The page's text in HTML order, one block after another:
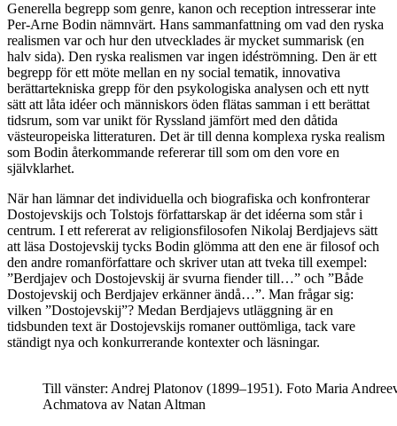
Generella begrepp som genre, kanon och reception intresserar inte
Per-Arne Bodin nämnvärt. Hans sammanfattning om vad den ryska
realismen var och hur den utvecklades är mycket summarisk (en
halv sida). Den ryska realismen var ingen idéströmning. Den är ett
begrepp för ett möte mellan en ny social tematik, innovativa
berättartekniska grepp för den psykologiska analysen och ett nytt
sätt att låta idéer och människors öden flätas samman i ett berättat
tidsrum, som var unikt för Ryssland jämfört med den dåtida
västeuropeiska litteraturen. Det är till denna komplexa ryska realism
som Bodin återkommande refererar till som om den vore en
självklarhet.
När han lämnar det individuella och biografiska och konfronterar
Dostojevskijs och Tolstojs författarskap är det idéerna som står i
centrum. I ett refererat av religionsfilosofen Nikolaj Berdjajevs sätt
att läsa Dostojevskij tycks Bodin glömma att den ene är filosof och
den andre romanförfattare och skriver utan att tveka till exempel:
”Berdjajev och Dostojevskij är svurna fiender till…” och ”Både
Dostojevskij och Berdjajev erkänner ändå…”. Man frågar sig:
vilken ”Dostojevskij”? Medan Berdjajevs utläggning är en
tidsbunden text är Dostojevskijs romaner outtömliga, tack vare
ständigt nya och konkurrerande kontexter och läsningar.
Till vänster: Andrej Platonov (1899–1951). Foto Maria
Achmatova av Natan Altman